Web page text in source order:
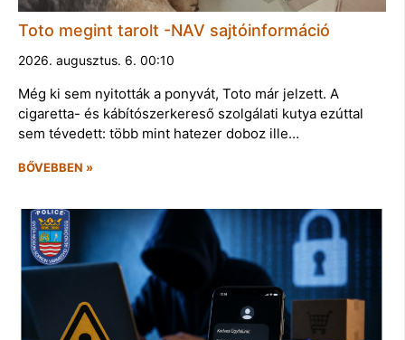
Toto megint tarolt -NAV sajtóinformáció
2026. augusztus. 6. 00:10
Még ki sem nyitották a ponyvát, Toto már jelzett. A
cigaretta- és kábítószerkereső szolgálati kutya ezúttal
sem tévedett: több mint hatezer doboz ille…
BŐVEBBEN »